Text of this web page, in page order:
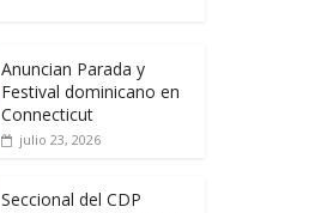
Anuncian Parada y
Festival dominicano en
Connecticut
julio 23, 2026
Seccional del CDP